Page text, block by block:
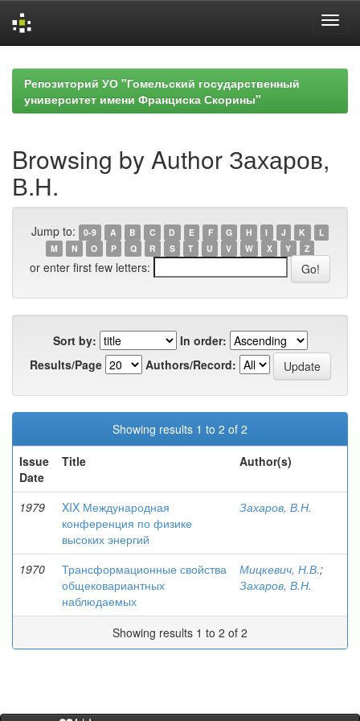
navigationРепозиторий УО "Гомельский государственный
университет имени Франциска Скорины"
Browsing by Author Захаров,
В.Н.
Jump to: 0-9 A B C D E F G H I J K
L
M
N O P Q R S T U V W X Y Z
or enter first few letters:
Sort by:
In order:
Results/Page
Authors/Record:
Showing results 1 to 2 of 2
Issue
Date
Title Author(s)
1979
XIX Международная
конференция по физике
высоких энергий
Захаров, В.Н.
1970
Трансформационные свойства
общековариантных
наблюдаемых
Мицкевич, Н.В.;
Захаров, В.Н.
Showing results 1 to 2 of 2